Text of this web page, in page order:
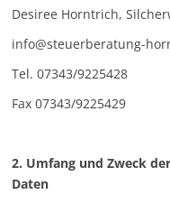
Desiree Horntrich,
info@steuerberatung-
Tel. 07343/9225428
Fax 07343/9225429
2. Umfang und Zweck
Daten